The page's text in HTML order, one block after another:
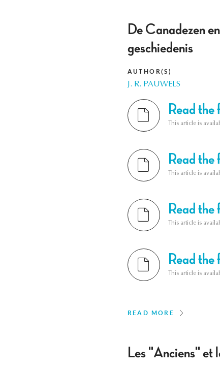
De Canadezen
geschiedenis
AUTHOR(S)
J. R. PAUWELS
Read
This article is
Read
This article is
Read
This article is
Read
This article is
READ MORE
Les "Anciens" et